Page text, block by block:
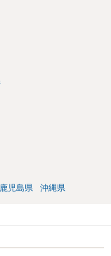
鹿児島県 沖縄県